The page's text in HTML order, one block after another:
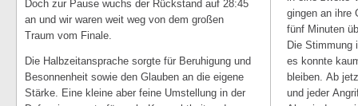
Doch zur Pause wuchs der Rückstand auf 28:45
an und wir waren weit weg von dem großen
Traum vom Finale.
Die Halbzeitansprache sorgte für Beruhigung und
Besonnenheit sowie den Glauben an die eigene
Stärke. Eine kleine aber feine Umstellung in der
gingen an ihre
fünf Minuten
Die Stimmung
es konnte
bleiben. Ab
und jeder